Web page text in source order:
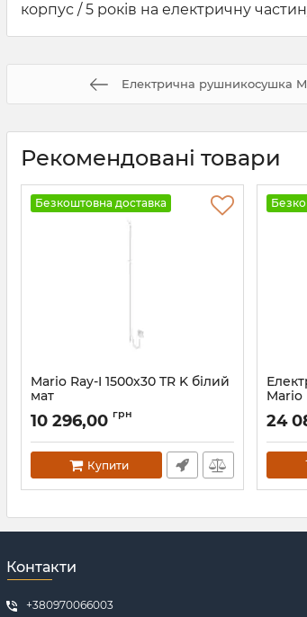
корпус / 5 років на електричну
Електрична рушникосушка
Рекомендовані товари
Безкоштовна доставка
Mario Ray-I 1500х30 TR K білий
мат
Артикул:2.21.1103.15.Р-WM
10 296,00 грн
Купити
Mario
24
Контакти
+380970066003